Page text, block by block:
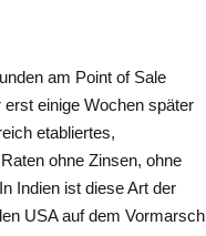
am Point of Sale
einige Wochen später
etabliertes,
ohne Zinsen, ohne
Indien ist diese Art der
USA auf dem Vormarsch